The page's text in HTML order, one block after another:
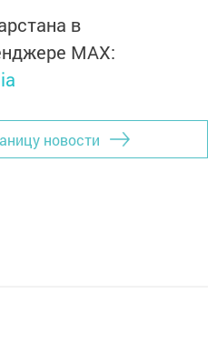
в
MАХ:
новости